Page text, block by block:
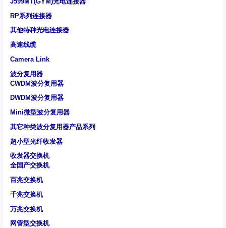
RP系列连接器
其他特种光电连接器
高速线缆
Camera Link
波分复用器
CWDM波分复用器
DWDM波分复用器
Mini微型波分复用器
其它种类波分复用器产品系列
超小型光纤收发器
收发器交换机
全国产交换机
百兆交换机
千兆交换机
万兆交换机
网管型交换机